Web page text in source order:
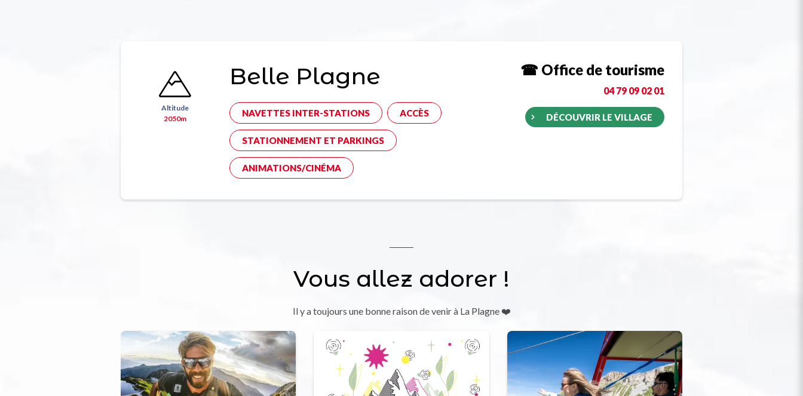
Altitude
2050m
Belle Plagne
NAVETTES INTER-STATIONS ACCÈS
STATIONNEMENT ET PARKINGS
ANIMATIONS/CINÉMA
☎ Office de tourisme
04 79 09 02 01
DÉCOUVRIR LE VILLAGE
Vous allez adorer !
Il y a toujours une bonne raison de venir à La Plagne ❤️